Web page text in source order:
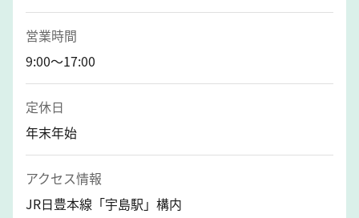
営業時間
9:00～17:00
定休日
年末年始
アクセス情報
JR日豊本線「宇島駅」構内